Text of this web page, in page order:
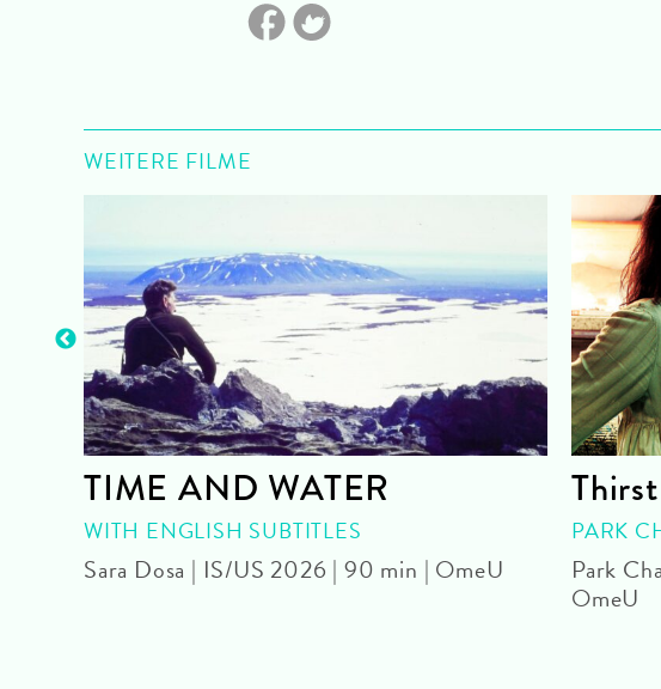
WEITERE FILME
TIME AND WATER
WITH ENGLISH SUBTITLES
Sara Dosa | IS/US 2026 | 90 min | OmeU
PARK
Park
OmeU